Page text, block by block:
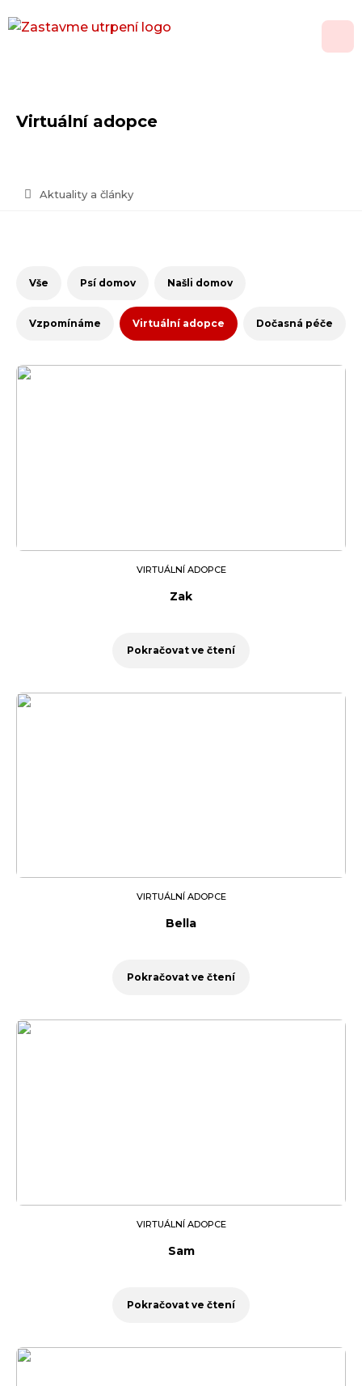
Adopce
Vánoční přání
Virtuální adopce
Aktuality a články
Vše Psí domov Našli domov
Vzpomínáme Virtuální adopce Dočasná péče
VIRTUÁLNÍ ADOPCE
Zak
Pokračovat ve čtení
VIRTUÁLNÍ ADOPCE
Bella
Pokračovat ve čtení
VIRTUÁLNÍ ADOPCE
Sam
Pokračovat ve čtení